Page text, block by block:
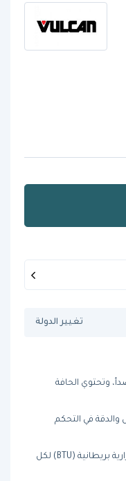
تغيير الدولة
وتحتوي الحافة
في التحكم
شعلات مصنوعة من الفولاذ و على شكل حرف U تتميز بقدرة حرارية 27,500 وحدة حرارية بريطانية (BTU) لكل